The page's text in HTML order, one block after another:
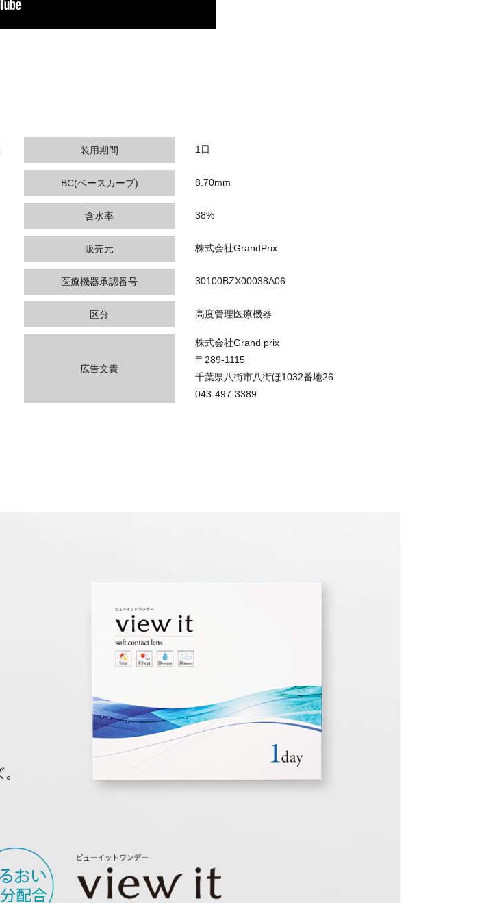
装用期間 1日
BC(ベースカーブ) 8.70mm
含水率 38%
販売元 株式会社GrandPrix
医療機器承認番号 30100BZX00038A06
区分 高度管理医療機器
広告文責
株式会社Grand prix
〒289-1115
千葉県八街市八街ほ1032番地26
043-497-3389